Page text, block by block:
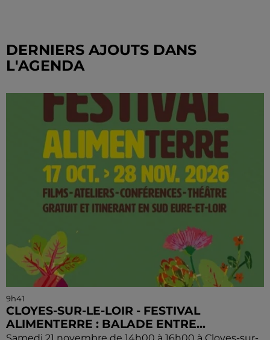
DERNIERS AJOUTS DANS
L'AGENDA
9h41
CLOYES-SUR-LE-LOIR - FESTIVAL
ALIMENTERRE : BALADE ENTRE...